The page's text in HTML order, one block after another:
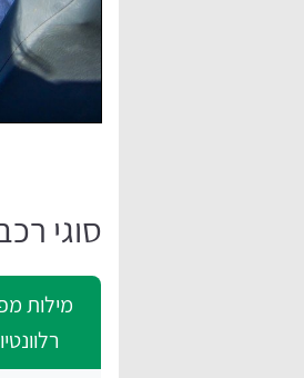
סוגי
מילות